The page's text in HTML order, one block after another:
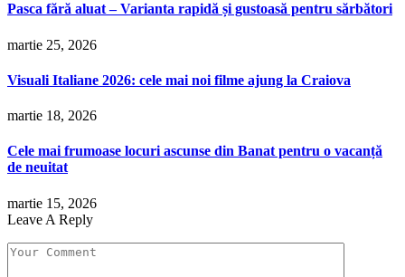
Pasca fără aluat – Varianta rapidă și gustoasă pentru sărbători
martie 25, 2026
Visuali Italiane 2026: cele mai noi filme ajung la Craiova
martie 18, 2026
Cele mai frumoase locuri ascunse din Banat pentru o vacanță
de neuitat
martie 15, 2026
Leave A Reply